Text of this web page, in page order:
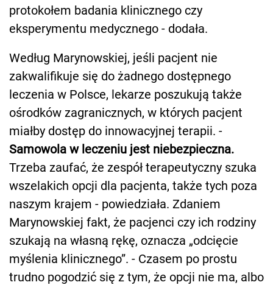
protokołem badania klinicznego czy
eksperymentu medycznego - dodała.
Według Marynowskiej, jeśli pacjent nie
zakwalifikuje się do żadnego dostępnego
leczenia w Polsce, lekarze poszukują także
ośrodków zagranicznych, w których pacjent
miałby dostęp do innowacyjnej terapii. -
Samowola w leczeniu jest niebezpieczna.
Trzeba zaufać, że zespół terapeutyczny szuka
wszelakich opcji dla pacjenta, także tych poza
naszym krajem - powiedziała. Zdaniem
Marynowskiej fakt, że pacjenci czy ich rodziny
szukają na własną rękę, oznacza „odcięcie
myślenia klinicznego”. - Czasem po prostu
trudno pogodzić się z tym, że opcji nie ma, albo